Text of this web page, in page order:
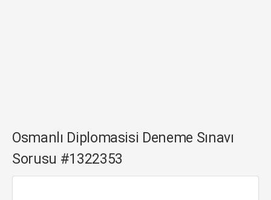
Osmanlı Diplomasisi Deneme Sınavı
Sorusu #1322353